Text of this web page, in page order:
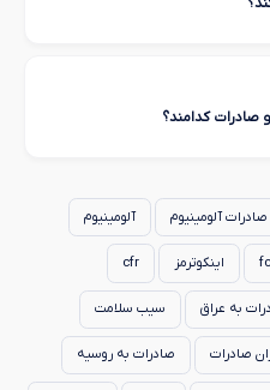
صادرات کدامند؟
صادرات آلومینیوم آلومینیوم
اینکوترمز cfr
به عراق سیب سلامت
صادرات صادرات به روسیه